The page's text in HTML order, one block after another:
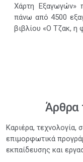
Χάρτη Εξαγωγών»
πάνω από 4500
βιβλίου «Ο Τζακ, η
Άρθρα
Καριέρα, τεχνολογία,
επιμορφωτικά
εκπαίδευσης και